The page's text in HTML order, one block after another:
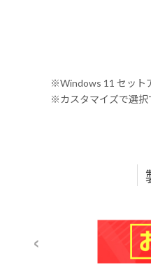
※Windows 11 セット
※カスタマイズで選択